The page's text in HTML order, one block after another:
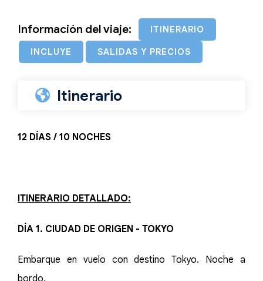
Información del viaje: ITINERARIO
INCLUYE SALIDAS Y PRECIOS
Itinerario
12 DÍAS / 10 NOCHES
ITINERARIO DETALLADO:
DÍA 1. CIUDAD DE ORIGEN - TOKYO
Embarque en vuelo con destino Tokyo. Noche a
bordo.